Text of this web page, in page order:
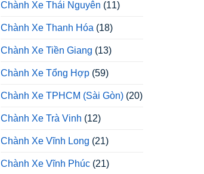
Chành Xe Thái Nguyên (11)
Chành Xe Thanh Hóa (18)
Chành Xe Tiền Giang (13)
Chành Xe Tổng Hợp (59)
Chành Xe TPHCM (Sài Gòn) (20)
Chành Xe Trà Vinh (12)
Chành Xe Vĩnh Long (21)
Chành Xe Vĩnh Phúc (21)